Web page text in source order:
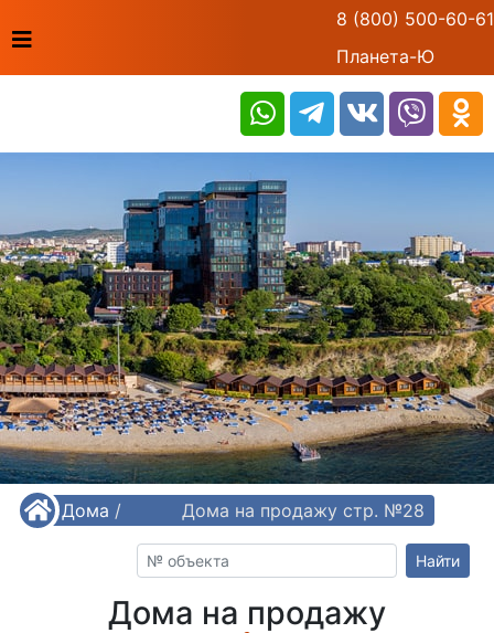
8 (800) 500-60-61
Планета-Ю
/ Дома / Дома на продажу стр. №28
Найти
Дома на продажу